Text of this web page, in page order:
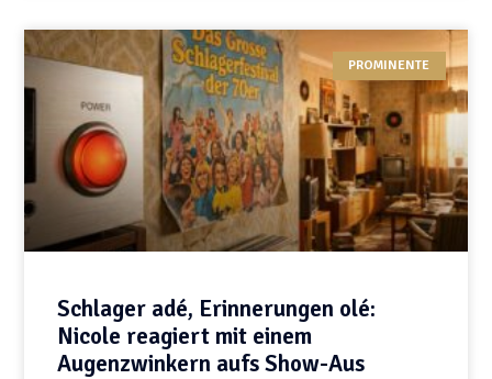
PROMINENTE
Schlager adé, Erinnerungen olé:
Nicole reagiert mit einem
Augenzwinkern aufs Show-Aus